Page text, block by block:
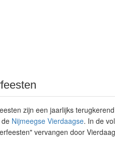
zijn een jaarlijks
Nijmeegse Vierdaagse. In de
vervangen door